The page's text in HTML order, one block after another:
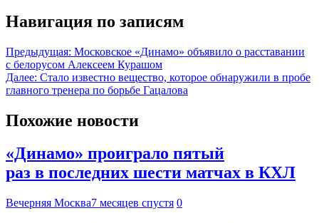
Навигация по записям
Предыдущая: Московское «Динамо» объявило о расставании
с белорусом Алексеем Курашом
Далее: Стало известно вещество, которое обнаружили в пробе
главного тренера по борьбе Гацалова
Похожие новости
«Динамо» проиграло пятый
раз в последних шести матчах в КХЛ
Вечерняя Москва7 месяцев спустя 0